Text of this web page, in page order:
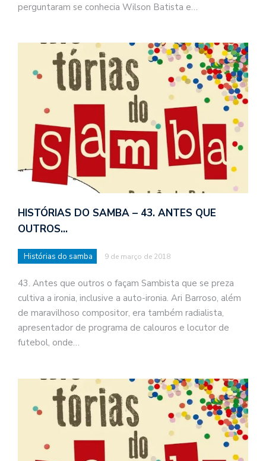
perguntaram se conhecia Wilson Batista e…
HISTÓRIAS DO SAMBA – 43. ANTES QUE
OUTROS…
Histórias do samba 9 de março de 2018
43. Antes que outros o façam Sambista que se preza
cultiva a ironia, inclusive a auto-ironia. Ari Barroso, além
de maravilhoso compositor, era também radialista,
apresentador de programa de calouros e locutor de
futebol, onde…